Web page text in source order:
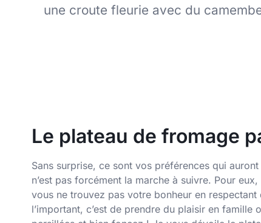
une croute fleurie avec du
Le plateau de fromage
Sans surprise, ce sont vos préférences qui
n’est pas forcément la marche à suivre. Pour
vous ne trouvez pas votre bonheur en
l’important, c’est de prendre du plaisir en